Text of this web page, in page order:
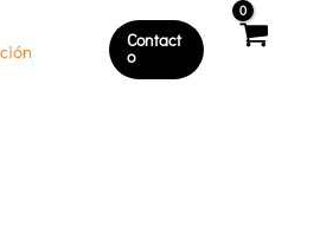
Contact
O